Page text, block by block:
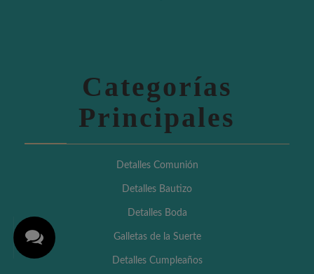
Categorías
Principales
Detalles Comunión
Detalles Bautizo
Detalles Boda
Galletas de la Suerte
Detalles Cumpleaños